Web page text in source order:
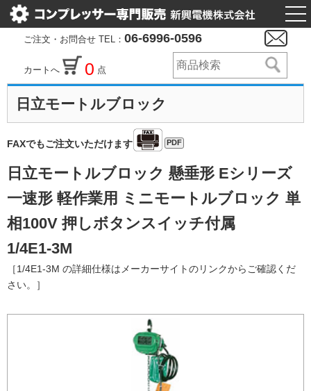
ご注文・お問合せ TEL： 06-6996-0596
カートへ 0 点
日立モートルブロック
FAXでもご注文いただけます PDF
日立モートルブロック 懸垂形 Eシリーズ
一速形 軽作業用 ミニモートルブロック 単
相100V 押しボタンスイッチ付属
1/4E1-3M
［1/4E1-3M の詳細仕様はメーカーサイトのリンクからご確認くだ
さい。］